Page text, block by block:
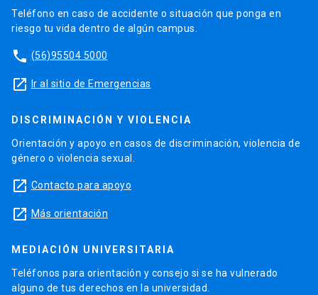
Teléfono en caso de accidente o situación que ponga en
riesgo tu vida dentro de algún campus.
phone (56)95504 5000
launch Ir al sitio de Emergencias
DISCRIMINACIÓN Y VIOLENCIA
Orientación y apoyo en casos de discriminación, violencia de
género o violencia sexual.
launch Contacto para apoyo
launch Más orientación
MEDIACIÓN UNIVERSITARIA
Teléfonos para orientación y consejo si se ha vulnerado
alguno de tus derechos en la universidad.